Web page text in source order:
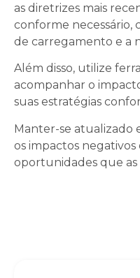
as diretrizes mais
conforme necessário,
de carregamento e a
Além disso, utilize
acompanhar o
suas estratégias
Manter-se atualizado
os impactos negativos
oportunidades que